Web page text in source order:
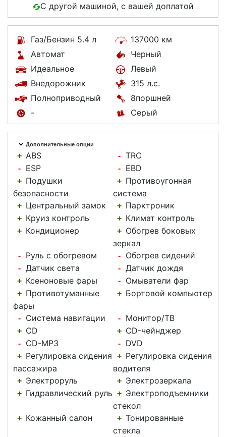
С другой машиной, с вашей доплатой
Газ/Бензин 5.4 л
137000 км
Автомат
Черный
Идеальное
Левый
Внедорожник
315 л.с.
Полноприводный
8поршней
-
Серый
Дополнительные опции
+ ABS - TRC
- ESP - EBD
+ Подушки
безопасности
+ Противоугонная
система
+ Центральный замок + Парктроник
+ Круиз контроль + Климат контроль
+ Кондиционер + Обогрев боковых
зеркал
- Руль с обогревом - Обогрев сидений
- Датчик света - Датчик дождя
+ Ксеноновые фары - Омыватели фар
+ Противотуманные
фары
+ Бортовой компьютер
- Система навигации - Монитор/ТВ
+ CD + CD-чейнджер
- CD-MP3 - DVD
+ Регулировка сидения
пассажира
+ Регулировка сидения
водителя
+ Электроруль + Электрозеркала
+ Гидравлический руль + Электроподъемники
стекол
+ Кожанный салон + Тонированные
стекла